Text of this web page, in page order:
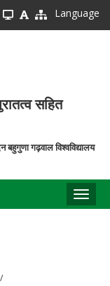
Language
सहित
विश्वविद्यालय